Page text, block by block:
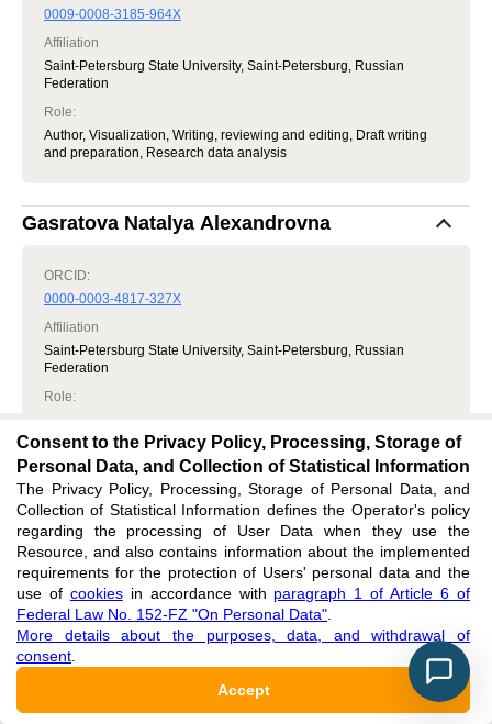
0009-0008-3185-964X
Affiliation
Saint-Petersburg State University, Saint-Petersburg, Russian
Federation
Role:
Author, Visualization, Writing, reviewing and editing, Draft writing
and preparation, Research data analysis
Gasratova Natalya Alexandrovna
ORCID:
0000-0003-4817-327X
Affiliation
Saint-Petersburg State University, Saint-Petersburg, Russian
Federation
Role:
reviewing and editing, Research data analysis
RESEARCHER ID:
O-4834-2014
Article metrics
VIEWS: 4011 DOWNLOADS: 99
Views Downloads
Consent to the Privacy Policy, Processing, Storage of
Personal Data, and Collection of Statistical Information
The Privacy Policy, Processing, Storage of Personal Data, and
Collection of Statistical Information defines the Operator's policy
regarding the processing of User Data when they use the
Resource, and also contains information about the implemented
requirements for the protection of Users' personal data and the
use of cookiesin accordance with paragraph 1 of Article 6 of
Federal Law No. 152-FZ "On Personal Data"
More details about the purposes, data, and withdrawal of
consent
Accept